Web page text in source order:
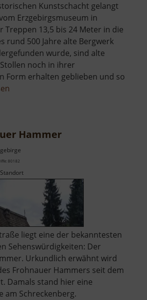
Kunstschacht gelangt
Erzgebirgsmuseum in
Treppen 13,5 bis 24 Meter in die
rund 500 Jahre alte Bergwerk
wurde, sind alte
noch in ihrer
Form erhalten geblieben und so
Hammer
80182
liegt eine der bekanntesten
Sehenswürdigkeiten: Der
Urkundlich erwähnt wird
Frohnauer Hammers seit dem
Damals stand hier eine
am Schreckenberg.